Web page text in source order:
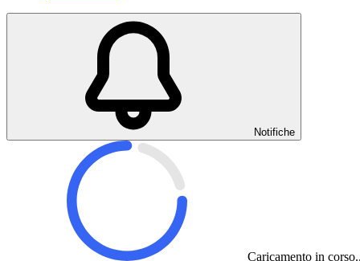
Notifiche
Caricamento in